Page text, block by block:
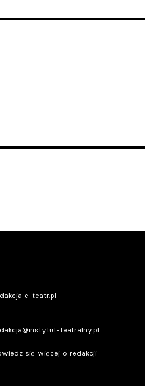
e-teatr.pl
teatralny.pl
się więcej o redakcji